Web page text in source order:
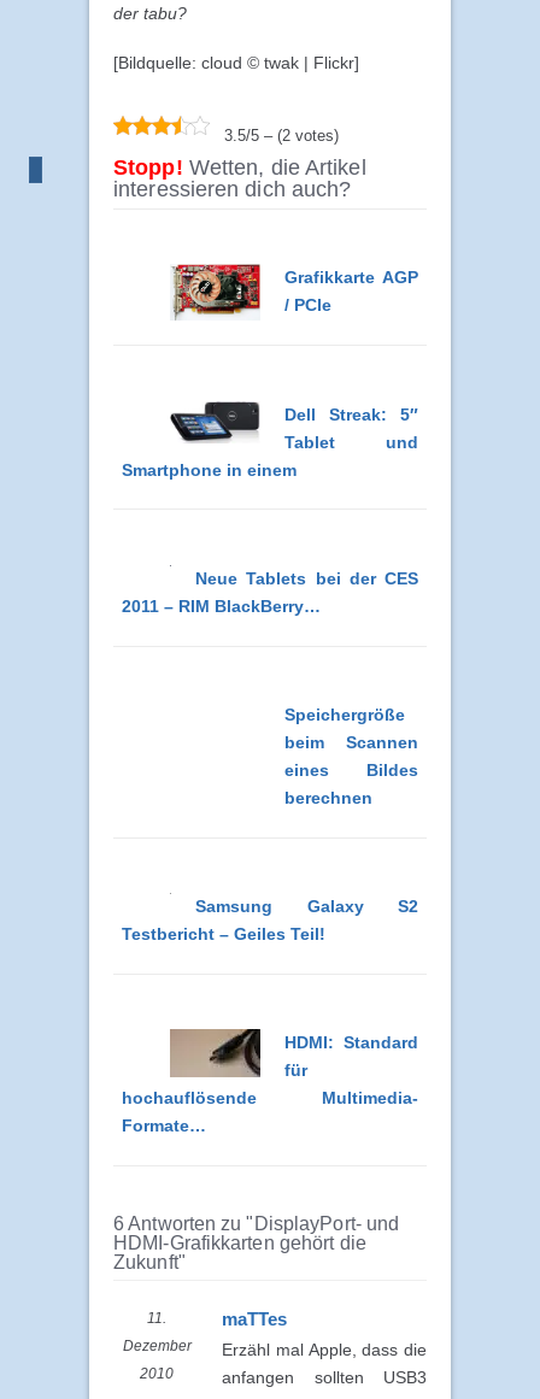
der tabu?
[Bildquelle: cloud © twak | Flickr]
3.5/5 – (2 votes)
Stopp! Wetten, die Artikel
interessieren dich auch?
Grafikkarte AGP
/ PCIe
Dell Streak: 5″
Tablet und
Smartphone in einem
Neue Tablets bei der CES
2011 – RIM BlackBerry…
Speichergröße
beim Scannen
eines Bildes
berechnen
Samsung Galaxy S2
Testbericht – Geiles Teil!
HDMI: Standard
für
hochauflösende Multimedia-
Formate…
6 Antworten zu "DisplayPort- und
HDMI-Grafikkarten gehört die
Zukunft"
11.
Dezember
2010
maTTes
Erzähl mal Apple, dass die
anfangen sollten USB3